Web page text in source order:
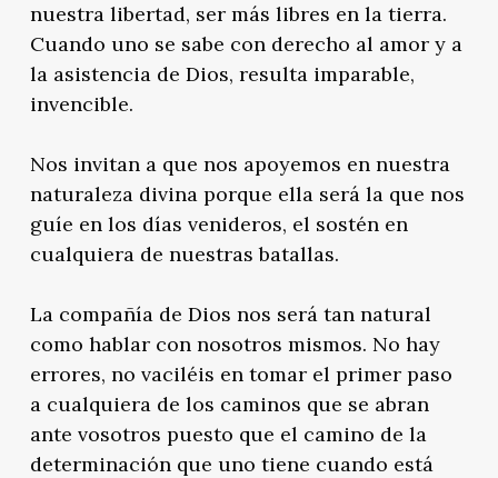
nuestra libertad, ser más libres en la tierra.
Cuando uno se sabe con derecho al amor y a
la asistencia de Dios, resulta imparable,
invencible.
Nos invitan a que nos apoyemos en nuestra
naturaleza divina porque ella será la que nos
guíe en los días venideros, el sostén en
cualquiera de nuestras batallas.
La compañía de Dios nos será tan natural
como hablar con nosotros mismos. No hay
errores, no vaciléis en tomar el primer paso
a cualquiera de los caminos que se abran
ante vosotros puesto que el camino de la
determinación que uno tiene cuando está